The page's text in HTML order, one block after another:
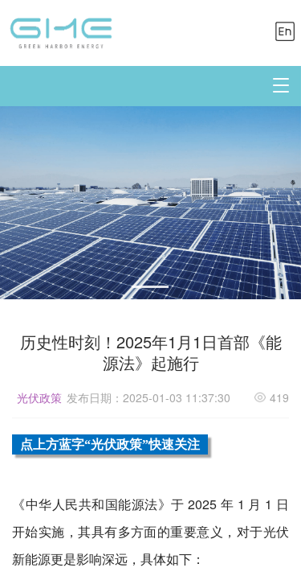
T
a
v
i
g
a
t
i
历史性时刻！2025年1月1日首部《能
源法》起施行
光伏政策 发布日期：2025-01-03 11:37:30 419
点上方蓝字“光伏政策”快速关注
《中华人民共和国能源法》于 2025 年 1 月 1 日
开始实施，其具有多方面的重要意义，对于光伏
新能源更是影响深远，具体如下：